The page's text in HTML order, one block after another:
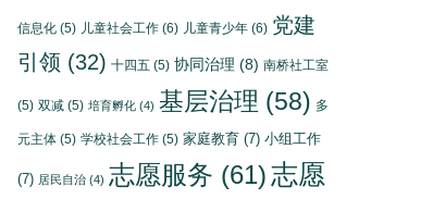
信息化 (5) 儿童社会工作 (6) 儿童青少年 (6) 党建
引领 (32) 十四五 (5) 协同治理 (8) 南桥社工室
(5) 双减 (5) 培育孵化 (4) 基层治理 (58) 多
元主体 (5) 学校社会工作 (5) 家庭教育 (7) 小组工作
(7) 居民自治 (4) 志愿服务 (61)志愿